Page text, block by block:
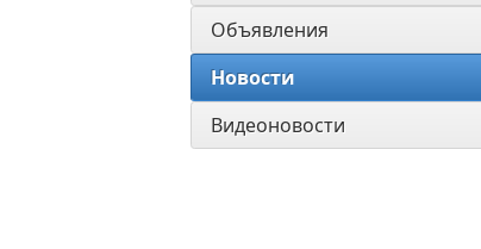
Объявления
Новости
Видеоновости